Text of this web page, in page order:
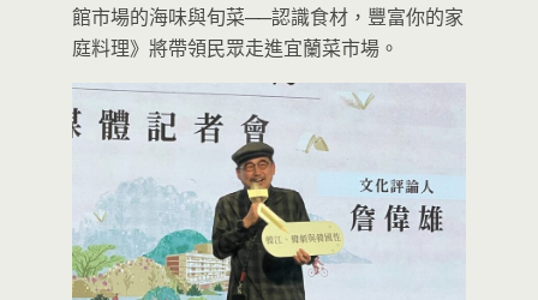
館市場的海味與旬菜──認識食材，豐富你的家
庭料理》將帶領民眾走進宜蘭菜市場。